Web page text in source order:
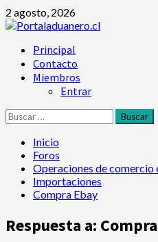
Saltar
al
2 agosto, 2026
Menú
principal
Principal
Contacto
Miembros
Entrar
Buscar:
Inicio
Foros
Operaciones de comercio
Importaciones
Compra Ebay
Respuesta a: